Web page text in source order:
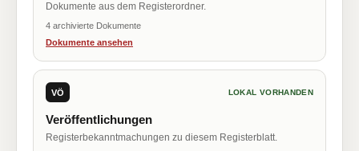
Dokumente aus dem Registerordner.
4 archivierte Dokumente
Dokumente ansehen
VÖ LOKAL VORHANDEN
Veröffentlichungen
Registerbekanntmachungen zu diesem Registerblatt.